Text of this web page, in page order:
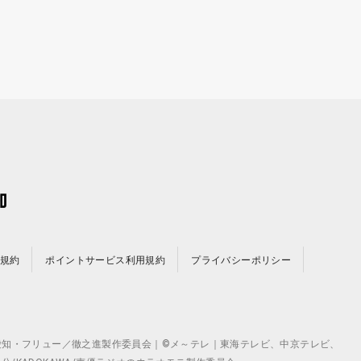
約 ポイントサービス利用規約 プライバシーポリシー
フリュー／徹之進製作委員会｜©メ～テレ｜東海テレビ、中京テレビ、